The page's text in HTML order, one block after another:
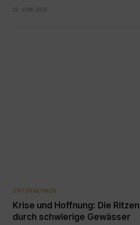
22. JUNI 2025
UNTERNEHMEN
Krise und Hoffnung: Die
durch schwierige Gewässer